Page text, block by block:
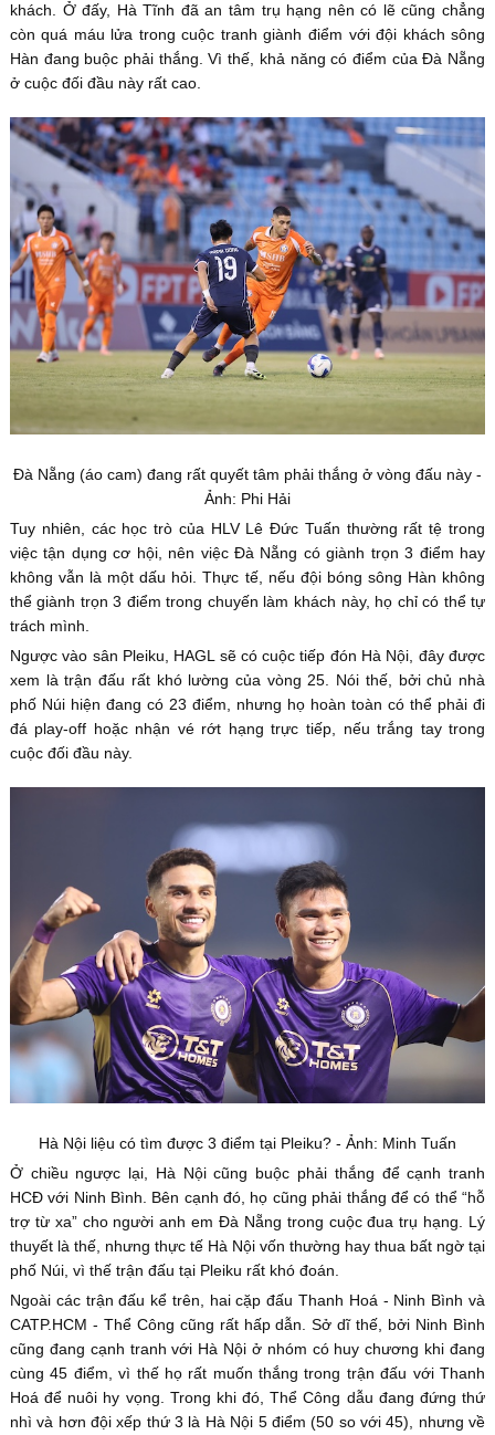
khách. Ở đấy, Hà Tĩnh đã an tâm trụ hạng nên có lẽ cũng chẳng
còn quá máu lửa trong cuộc tranh giành điểm với đội khách sông
Hàn đang buộc phải thắng. Vì thế, khả năng có điểm của Đà Nẵng
ở cuộc đối đầu này rất cao.
Đà Nẵng (áo cam) đang rất quyết tâm phải thắng ở vòng đấu này -
Ảnh: Phi Hải
Tuy nhiên, các học trò của HLV Lê Đức Tuấn thường rất tệ trong
việc tận dụng cơ hội, nên việc Đà Nẵng có giành trọn 3 điểm hay
không vẫn là một dấu hỏi. Thực tế, nếu đội bóng sông Hàn không
thể giành trọn 3 điểm trong chuyến làm khách này, họ chỉ có thể tự
trách mình.
Ngược vào sân Pleiku, HAGL sẽ có cuộc tiếp đón Hà Nội, đây được
xem là trận đấu rất khó lường của vòng 25. Nói thế, bởi chủ nhà
phố Núi hiện đang có 23 điểm, nhưng họ hoàn toàn có thể phải đi
đá play-off hoặc nhận vé rớt hạng trực tiếp, nếu trắng tay trong
cuộc đối đầu này.
Hà Nội liệu có tìm được 3 điểm tại Pleiku? - Ảnh: Minh Tuấn
Ở chiều ngược lại, Hà Nội cũng buộc phải thắng để cạnh tranh
HCĐ với Ninh Bình. Bên cạnh đó, họ cũng phải thắng để có thể “hỗ
trợ từ xa” cho người anh em Đà Nẵng trong cuộc đua trụ hạng. Lý
thuyết là thế, nhưng thực tế Hà Nội vốn thường hay thua bất ngờ tại
phố Núi, vì thế trận đấu tại Pleiku rất khó đoán.
Ngoài các trận đấu kể trên, hai cặp đấu Thanh Hoá - Ninh Bình và
CATP.HCM - Thể Công cũng rất hấp dẫn. Sở dĩ thế, bởi Ninh Bình
cũng đang cạnh tranh với Hà Nội ở nhóm có huy chương khi đang
cùng 45 điểm, vì thế họ rất muốn thắng trong trận đấu với Thanh
Hoá để nuôi hy vọng. Trong khi đó, Thể Công dẫu đang đứng thứ
nhì và hơn đội xếp thứ 3 là Hà Nội 5 điểm (50 so với 45), nhưng về